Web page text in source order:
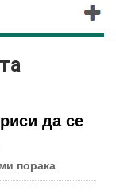
да се
порака